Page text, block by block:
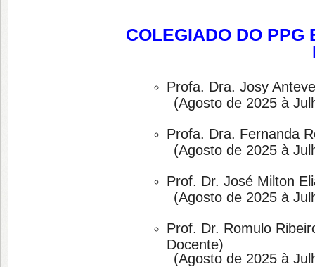
COLEGIADO DO PPG
Profa. Dra. Josy
(Agosto de 2025 à
Profa. Dra. Fernanda
(Agosto de 2025 à
Prof. Dr. José Milton
(Agosto de 2025 à
Prof. Dr. Romulo
Docente)
(Agosto de 2025 à